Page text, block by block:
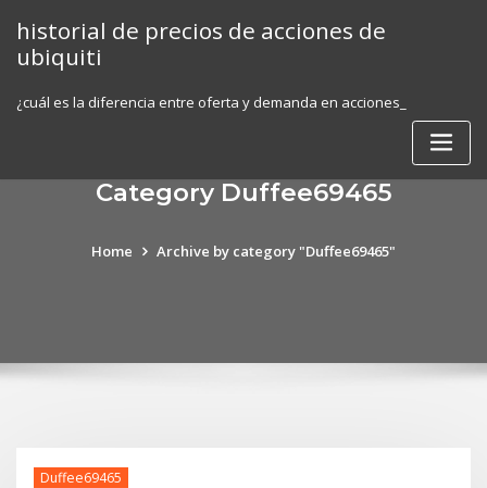
content
historial de precios de acciones de
ubiquiti
¿cuál es la diferencia entre oferta y demanda en acciones_
Category Duffee69465
Home Archive by category "Duffee69465"
Duffee69465